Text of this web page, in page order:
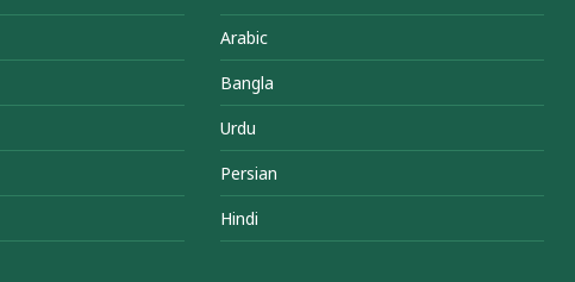
Arabic
Bangla
Urdu
Persian
Hindi